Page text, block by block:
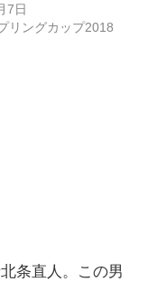
7日
リングカップ2018
条直人。この男